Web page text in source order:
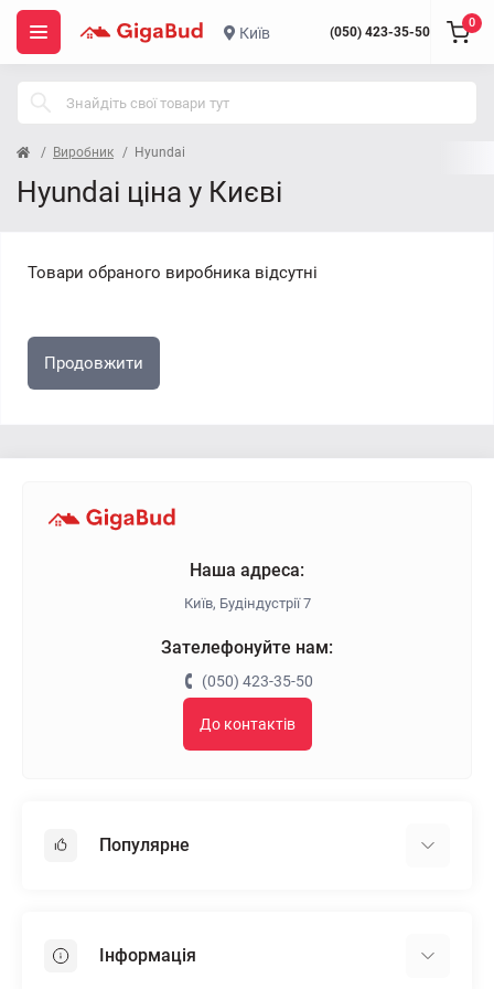
Київ (050) 423-35-50
0
Виробник Hyundai
Hyundai ціна у Києві
Товари обраного виробника відсутні
Продовжити
Наша адреса:
Київ, Будіндустрії 7
Зателефонуйте нам:
(050) 423-35-50
До контактів
Популярне
Пінопласт
Інформація